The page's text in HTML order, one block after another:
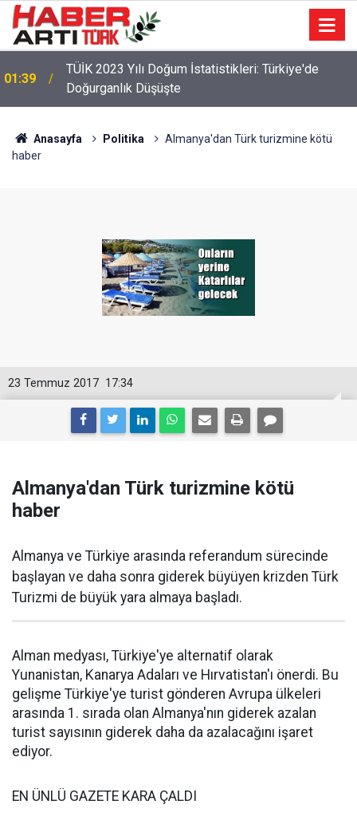
22:47 16 Maddelik Maden Kanunu Teklif Kabul Edildi
Anasayfa Politika
Almanya'dan Türk turizmine kötü
haber
17:34
23 Temmuz 2017
Almanya'dan Türk turizmine kötü
haber
Almanya ve Türkiye arasında referandum sürecinde
başlayan ve daha sonra giderek büyüyen krizden Türk
Turizmi de büyük yara almaya başladı.
Alman medyası, Türkiye'ye alternatif olarak
Yunanistan, Kanarya Adaları ve Hırvatistan'ı önerdi. Bu
gelişme Türkiye'ye turist gönderen Avrupa ülkeleri
arasında 1. sırada olan Almanya'nın giderek azalan
turist sayısının giderek daha da azalacağını işaret
ediyor.
EN ÜNLÜ GAZETE KARA ÇALDI